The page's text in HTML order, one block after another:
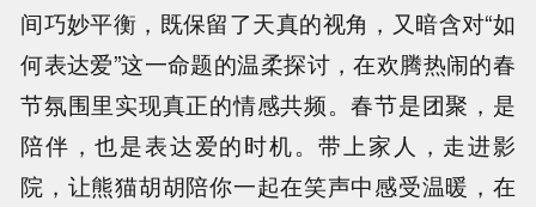
间巧妙平衡，既保留了天真的视角，又暗含对“如
何表达爱”这一命题的温柔探讨，在欢腾热闹的春
节氛围里实现真正的情感共频。春节是团聚，是
陪伴，也是表达爱的时机。带上家人，走进影
院，让熊猫胡胡陪你一起在笑声中感受温暖，在